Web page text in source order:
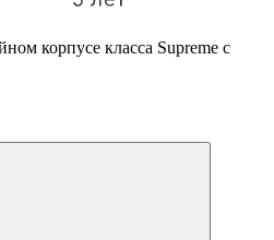
корпусе класса Supreme с